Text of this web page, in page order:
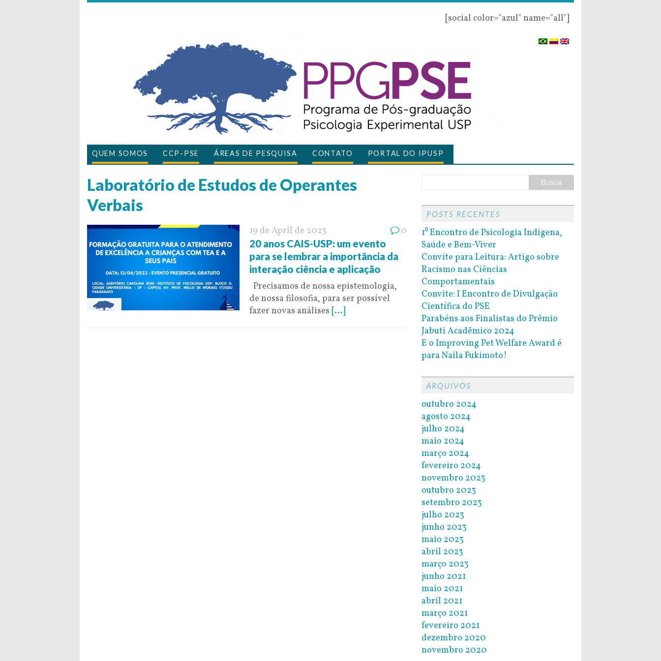
[social color="azul" name="all"]
QUEM SOMOS CCP-PSE ÁREAS DE PESQUISA CONTATO PORTAL DO IPUSP
Laboratório de Estudos de Operantes
Verbais
19 de April de 2023 0
20 anos CAIS-USP: um evento
para se lembrar a importância da
interação ciência e aplicação
Precisamos de nossa epistemologia,
de nossa filosofia, para ser possível
fazer novas análises [...]
POSTS RECENTES
1⁰ Encontro de Psicologia Indígena,
Saúde e Bem-Viver
Convite para Leitura: Artigo sobre
Racismo nas Ciências
Comportamentais
Convite: I Encontro de Divulgação
Científica do PSE
Parabéns aos Finalistas do Prêmio
Jabuti Acadêmico 2024
E o Improving Pet Welfare Award é
para Naila Fukimoto!
ARQUIVOS
outubro 2024
agosto 2024
julho 2024
maio 2024
março 2024
fevereiro 2024
novembro 2023
outubro 2023
setembro 2023
julho 2023
junho 2023
maio 2023
abril 2023
março 2023
junho 2021
maio 2021
abril 2021
março 2021
fevereiro 2021
dezembro 2020
novembro 2020